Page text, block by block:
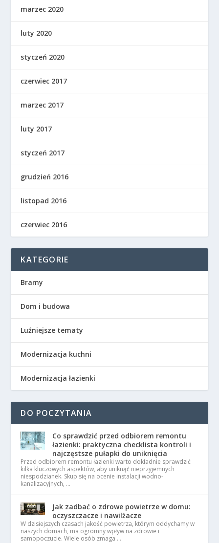
marzec 2020
luty 2020
styczeń 2020
czerwiec 2017
marzec 2017
luty 2017
styczeń 2017
grudzień 2016
listopad 2016
czerwiec 2016
KATEGORIE
Bramy
Dom i budowa
Luźniejsze tematy
Modernizacja kuchni
Modernizacja łazienki
DO POCZYTANIA
Co sprawdzić przed odbiorem remontu
łazienki: praktyczna checklista kontroli i
najczęstsze pułapki do uniknięcia
Przed odbiorem remontu łazienki warto dokładnie sprawdzić
kilka kluczowych aspektów, aby uniknąć nieprzyjemnych
niespodzianek. Skup się na ocenie instalacji wodno-
kanalizacyjnych, …
Jak zadbać o zdrowe powietrze w domu:
oczyszczacze i nawilżacze
W dzisiejszych czasach jakość powietrza, którym oddychamy w
naszych domach, ma ogromny wpływ na zdrowie i
samopoczucie. Wiele osób zmaga …